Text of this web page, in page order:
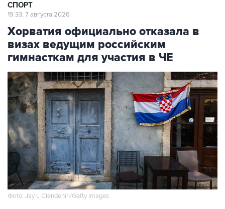
СПОРТ
19:33, 7 августа 2026
Хорватия официально отказала в
визах ведущим российским
гимнасткам для участия в ЧЕ
Фото: Jay L Clendenin/Getty Images